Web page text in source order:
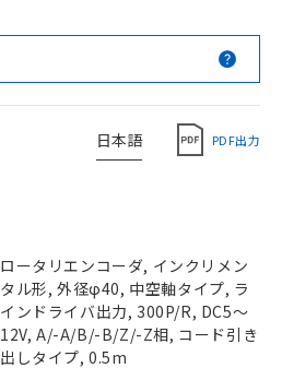
日本語 PDF出力
ロータリエンコーダ, インクリメン
タル形, 外径φ40, 中空軸タイプ, ラ
インドライバ出力, 300P/R, DC5～
12V, A/-A/B/-B/Z/-Z相, コード引き
出しタイプ, 0.5m